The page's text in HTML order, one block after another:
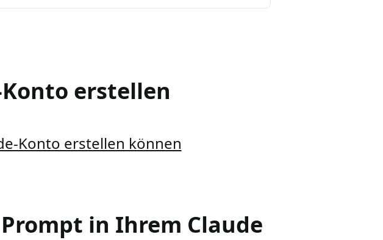
erstellen
Konto erstellen können
in Ihrem Claude